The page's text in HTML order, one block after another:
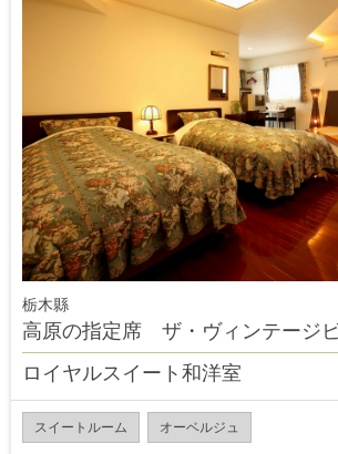
栃木縣
高原の指定席 ザ・ヴィンテージ
ロイヤルスイート和洋室
スイートルーム オーベルジュ